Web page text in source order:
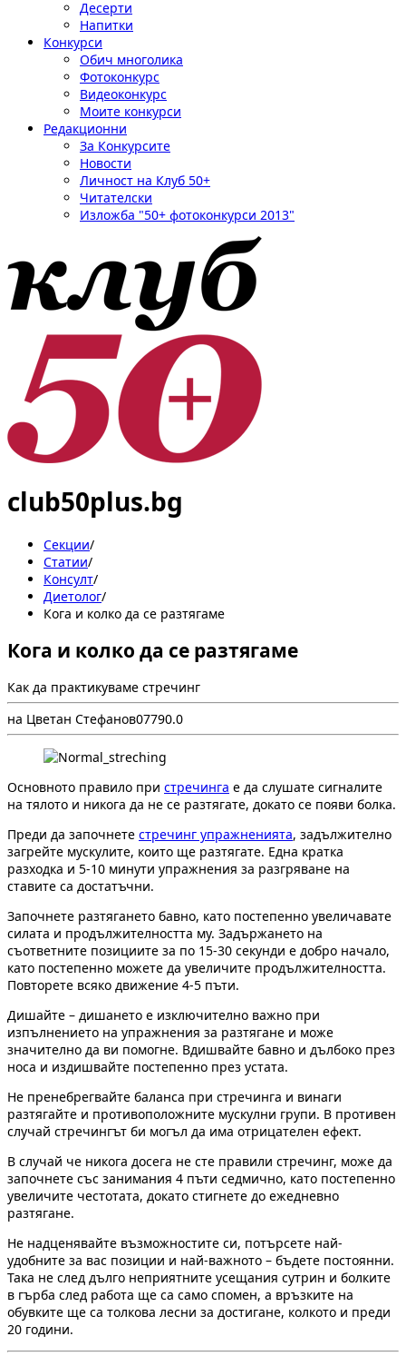
Десерти
Напитки
Конкурси
Обич многолика
Фотоконкурс
Видеоконкурс
Моите конкурси
Редакционни
За Конкурсите
Новости
Личност на Клуб 50+
Читателски
Изложба "50+ фотоконкурси 2013"
club50plus.bg
Секции/
Статии/
Консулт/
Диетолог/
Кога и колко да се разтягаме
Кога и колко да се разтягаме
Как да практикуваме стречинг
на Цветан Стефанов07790.0
Основното правило при стречинга е да слушате сигналите
на тялото и никога да не се разтягате, докато се появи болка.
Преди да започнете стречинг упражненията, задължително
загрейте мускулите, които ще разтягате. Една кратка
разходка и 5-10 минути упражнения за разгряване на
ставите са достатъчни.
Започнете разтягането бавно, като постепенно увеличавате
силата и продължителността му. Задържането на
съответните позициите за по 15-30 секунди е добро начало,
като постепенно можете да увеличите продължителността.
Повторете всяко движение 4-5 пъти.
Дишайте – дишането е изключително важно при
изпълнението на упражнения за разтягане и може
значително да ви помогне. Вдишвайте бавно и дълбоко през
носа и издишвайте постепенно през устата.
Не пренебрегвайте баланса при стречинга и винаги
разтягайте и противоположните мускулни групи. В противен
случай стречингът би могъл да има отрицателен ефект.
В случай че никога досега не сте правили стречинг, може да
започнете със занимания 4 пъти седмично, като постепенно
увеличите честотата, докато стигнете до ежедневно
разтягане.
Не надценявайте възможностите си, потърсете най-
удобните за вас позиции и най-важното – бъдете постоянни.
Така не след дълго неприятните усещания сутрин и болките
в гърба след работа ще са само спомен, а връзките на
обувките ще са толкова лесни за достигане, колкото и преди
20 години.